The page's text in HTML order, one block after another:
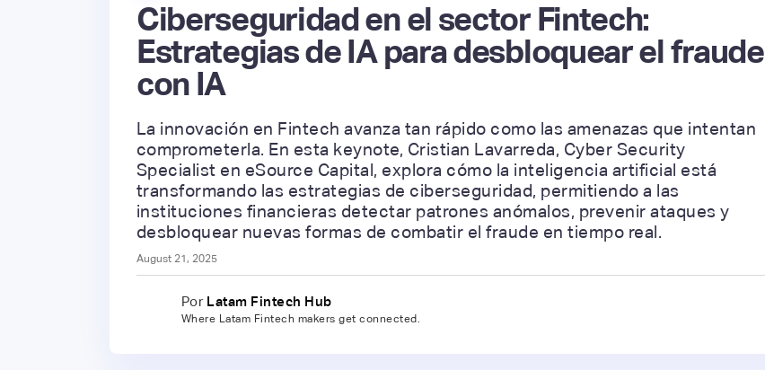
Ciberseguridad en el sector Fintech:
Estrategias de IA para desbloquear el fraude
con IA
La innovación en Fintech avanza tan rápido como las amenazas que intentan
comprometerla. En esta keynote, Cristian Lavarreda, Cyber Security
Specialist en eSource Capital, explora cómo la inteligencia artificial está
transformando las estrategias de ciberseguridad, permitiendo a las
instituciones financieras detectar patrones anómalos, prevenir ataques y
desbloquear nuevas formas de combatir el fraude en tiempo real.
August 21, 2025
Por Latam Fintech Hub
Where Latam Fintech makers get connected.